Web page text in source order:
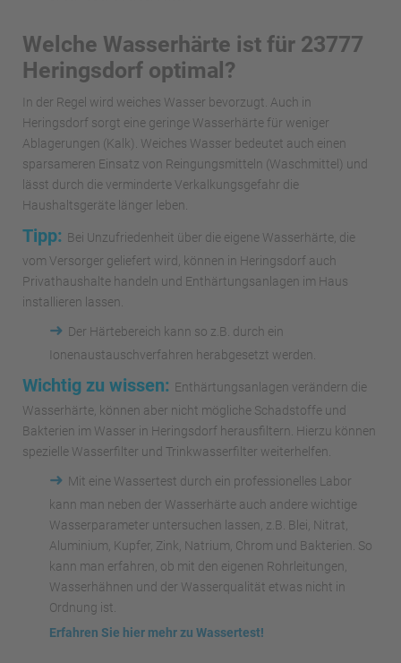
Welche Wasserhärte ist für 23777
Heringsdorf optimal?
In der Regel wird weiches Wasser bevorzugt. Auch in
Heringsdorf sorgt eine geringe Wasserhärte für weniger
Ablagerungen (Kalk). Weiches Wasser bedeutet auch einen
sparsameren Einsatz von Reingungsmitteln (Waschmittel) und
lässt durch die verminderte Verkalkungsgefahr die
Haushaltsgeräte länger leben.
Tipp: Bei Unzufriedenheit über die eigene Wasserhärte, die
vom Versorger geliefert wird, können in Heringsdorf auch
Privathaushalte handeln und Enthärtungsanlagen im Haus
installieren lassen.
➜ Der Härtebereich kann so z.B. durch ein
Ionenaustauschverfahren herabgesetzt werden.
Wichtig zu wissen: Enthärtungsanlagen verändern die
Wasserhärte, können aber nicht mögliche Schadstoffe und
Bakterien im Wasser in Heringsdorf herausfiltern. Hierzu können
spezielle Wasserfilter und Trinkwasserfilter weiterhelfen.
➜ Mit eine Wassertest durch ein professionelles Labor
kann man neben der Wasserhärte auch andere wichtige
Wasserparameter untersuchen lassen, z.B. Blei, Nitrat,
Aluminium, Kupfer, Zink, Natrium, Chrom und Bakterien. So
kann man erfahren, ob mit den eigenen Rohrleitungen,
Wasserhähnen und der Wasserqualität etwas nicht in
Ordnung ist.
Erfahren Sie hier mehr zu Wassertest!